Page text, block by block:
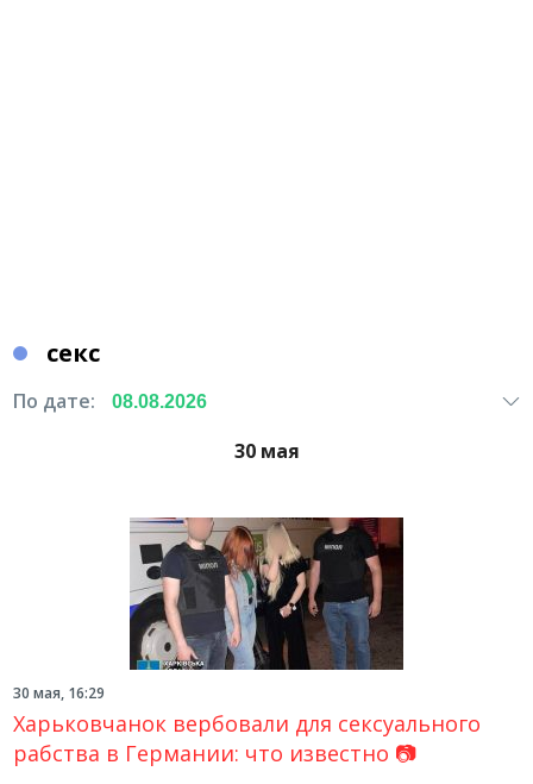
секс
По дате:
30 мая
30 мая, 16:29
Харьковчанок вербовали для сексуального
рабства в Германии: что известно 📷